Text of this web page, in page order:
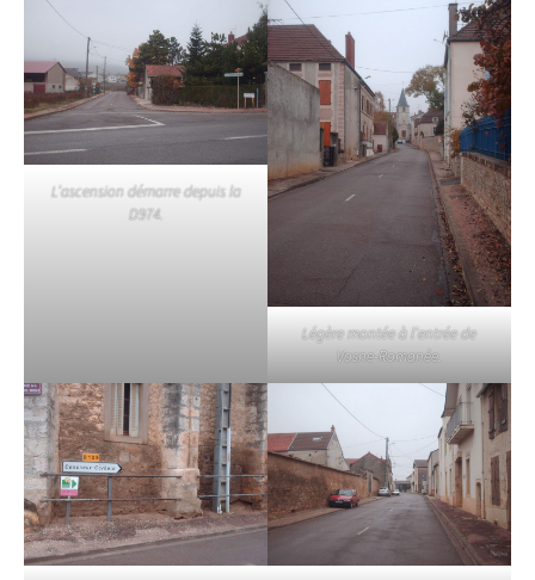
L’ascension démarre depuis la
D974.
Légère montée à l’entrée de
Vosne-Romanée.